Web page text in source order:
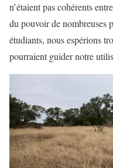
n’étaient pas cohérents
du pouvoir de nombreuses
étudiants, nous espérions
pourraient guider notre